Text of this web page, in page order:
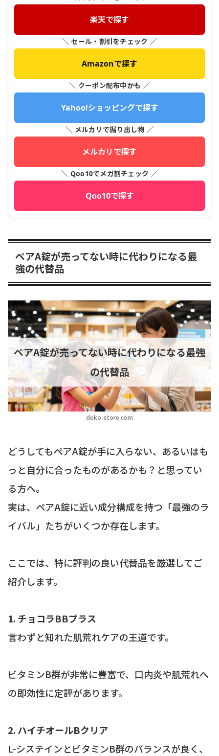
楽天で探す
＼ セール・割引をチェック ／
Amazonで探す
＼ クーポン配布中かも ／
Yahoo!ショッピングで探す
＼ メルカリで掘り出し物 ／
メルカリで探す
＼ Qoo10でメガ割チェック ／
Qoo10で探す
ペアA錠が売ってない時に代わりになる最
強の代替品
doko-store.com
ペアA錠が売ってない時に代わりになる最強
の代替品
どうしてもペアA錠が手に入らない、あるいはも
っと自分に合ったものがあるかも？と思ってい
る方へ。
実は、ペアA錠に近い成分構成を持つ「最強のラ
イバル」たちがいくつか存在します。
ここでは、特に評判の良い代替品を厳選してご
紹介します。
1. チョコラBBプラス
言わずと知れた肌荒れケアの王道です。
ビタミンB群が非常に豊富で、口内炎や肌荒れへ
の即効性に定評があります。
2. ハイチオールBクリア
L-システインとビタミンB群のバランスが良く、